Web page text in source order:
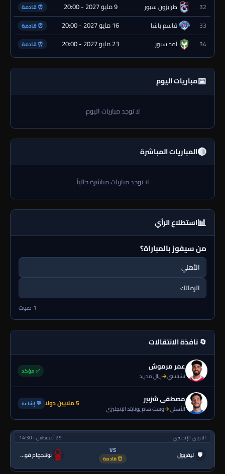
32 طرابزون سبور 9 مايو 2027 - 20:00 ⏰ قادمة
33 قاسم باشا 16 مايو 2027 - 20:00 ⏰ قادمة
34 آمد سبور 23 مايو 2027 - 20:00 ⏰ قادمة
📅مباريات اليوم
لا توجد مباريات اليوم
🔴المباريات المباشرة
لا توجد مباريات مباشرة حالياً
📊استطلاع الرأي
من سيفوز بالمباراة؟
الأهلي
الزمالك
1 صوت
🔄 نافذة الانتقالات
عمر مرموش
تشيلسي→ريال مدريد
✅ مؤكد
مصطفى شزبير
الأهلي→وست هام يونايتد الإنجليزي 5 ملايين دولا 💬 إشاعة
الدوري الإنجليزي 29 أغسطس - 14:30
🛡 ليفربول VS
⏰ قادمة نوتنجهام فورست